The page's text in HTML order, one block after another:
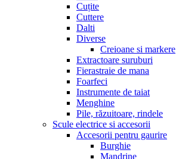
Cuțite
Cuttere
Dalti
Diverse
Creioane si markere
Extractoare suruburi
Fierastraie de mana
Foarfeci
Instrumente de taiat
Menghine
Pile, răzuitoare, rindele
Scule electrice si accesorii
Accesorii pentru gaurire
Burghie
Mandrine